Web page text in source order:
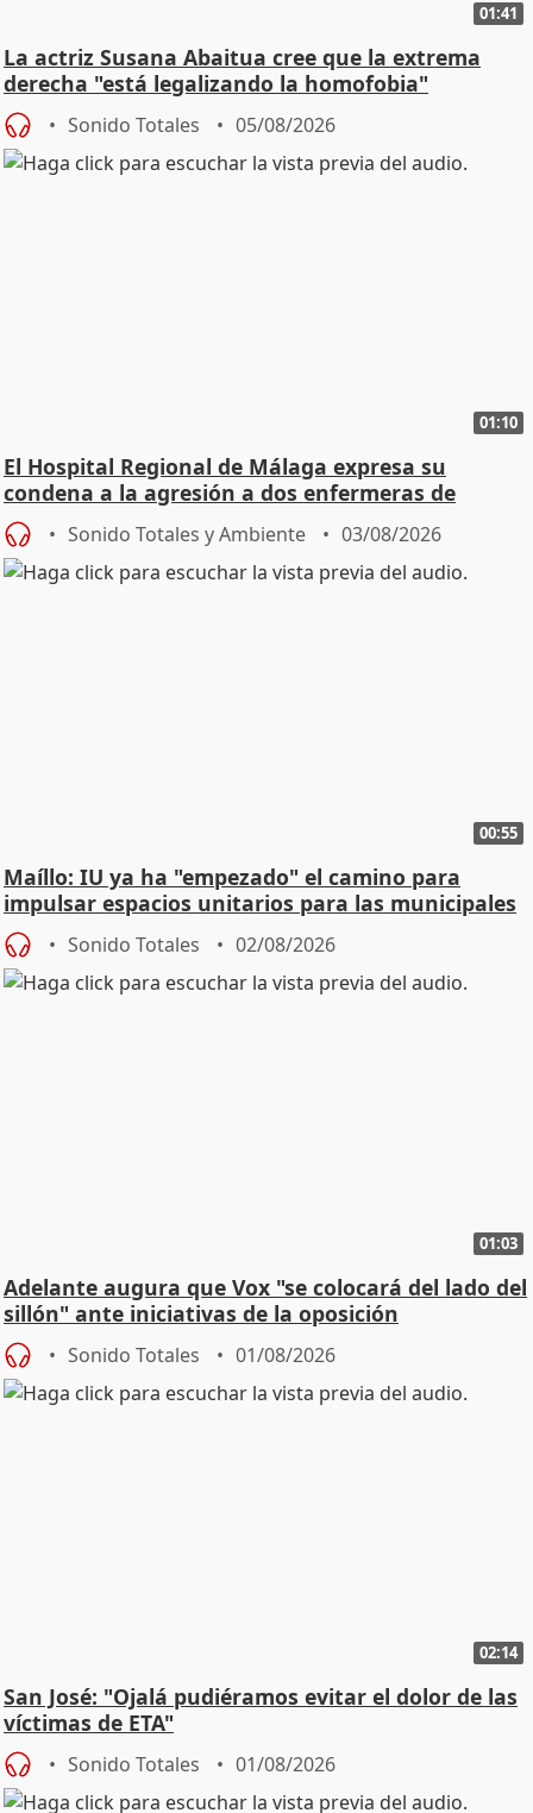
01:41
La actriz Susana Abaitua cree que la extrema
derecha "está legalizando la homofobia"
Sonido Totales 05/08/2026
01:10
El Hospital Regional de Málaga expresa su
condena a la agresión a dos enfermeras de
Urgencias
Sonido Totales y Ambiente 03/08/2026
00:55
Maíllo: IU ya ha "empezado" el camino para
impulsar espacios unitarios para las municipales
Sonido Totales 02/08/2026
01:03
Adelante augura que Vox "se colocará del lado del
sillón" ante iniciativas de la oposición
Sonido Totales 01/08/2026
02:14
San José: "Ojalá pudiéramos evitar el dolor de las
víctimas de ETA"
Sonido Totales 01/08/2026